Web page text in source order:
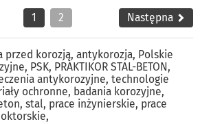
1 2 Następna
przed korozją, antykorozja, Polskie
, PSK, PRAKTIKOR STAL-BETON,
antykorozyjne, technologie
ochronne, badania korozyjne,
, stal, prace inżynierskie, prace
,